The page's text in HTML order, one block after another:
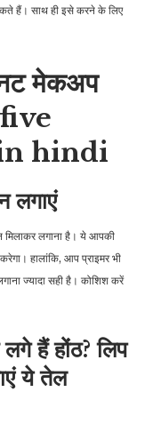
हैं। साथ ही इसे करने के लिए
मेकअप
hindi
लगाएं
लगाना है। ये आपकी
हालांकि, आप प्राइमर भी
ज्यादा सही है। कोशिश करें
हैं होंठ? लिप
ये तेल